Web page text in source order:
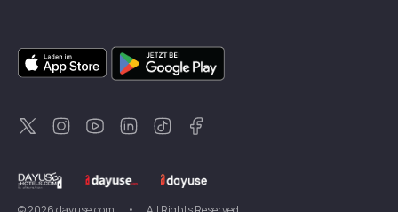
DayuseSingapur
DayuseZweden
DayuseThailand
DayuseNeuseeland
DayuseTürkei